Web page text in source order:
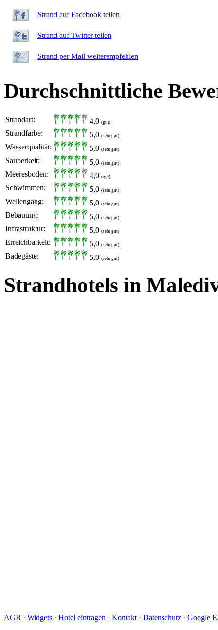
Strand auf Facebook teilen
Strand auf Twitter teilen
Strand per Mail weiterempfehlen
Durchschnittliche
Strandart: 4,0 (gut)
Strandfarbe: 5,0 (sehr gut)
Wasserqualität: 5,0 (sehr gut)
Sauberkeit: 5,0 (sehr gut)
Meeresboden: 4,0 (gut)
Schwimmen: 5,0 (sehr gut)
Wellengang: 5,0 (sehr gut)
Bebauung: 5,0 (sehr gut)
Infrastruktur: 5,0 (sehr gut)
Erreichbarkeit: 5,0 (sehr gut)
Badegäste: 5,0 (sehr gut)
Strandhotels in
AGB · Widgets · Hotel eintragen · Kontakt · Datenschutz · Google